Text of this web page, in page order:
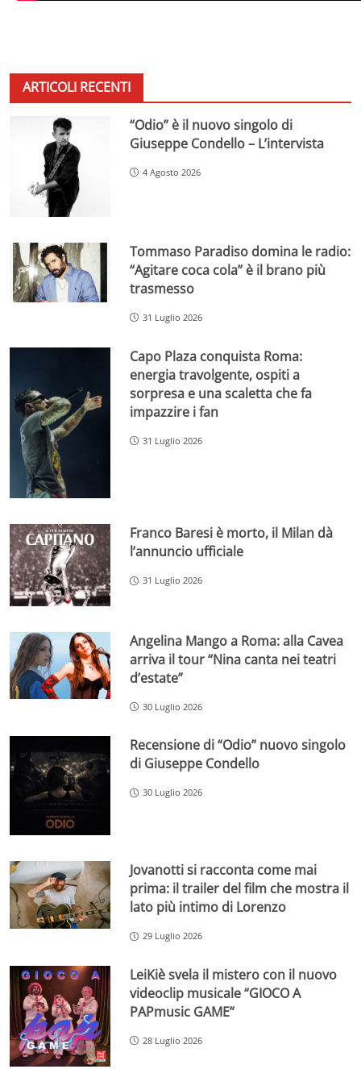
ARTICOLI RECENTI
“Odio” è il nuovo singolo di
Giuseppe Condello – L’intervista
4 Agosto 2026
Tommaso Paradiso domina le radio:
“Agitare coca cola” è il brano più
trasmesso
31 Luglio 2026
Capo Plaza conquista Roma:
energia travolgente, ospiti a
sorpresa e una scaletta che fa
impazzire i fan
31 Luglio 2026
Franco Baresi è morto, il Milan dà
l’annuncio ufficiale
31 Luglio 2026
Angelina Mango a Roma: alla Cavea
arriva il tour “Nina canta nei teatri
d’estate”
30 Luglio 2026
Recensione di “Odio” nuovo singolo
di Giuseppe Condello
30 Luglio 2026
Jovanotti si racconta come mai
prima: il trailer del film che mostra il
lato più intimo di Lorenzo
29 Luglio 2026
LeiKiè svela il mistero con il nuovo
videoclip musicale “GIOCO A
PAPmusic GAME”
28 Luglio 2026